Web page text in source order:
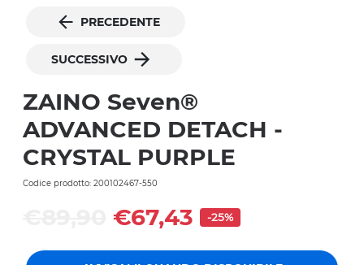
PRECEDENTE
SUCCESSIVO
ZAINO Seven®
ADVANCED DETACH -
CRYSTAL PURPLE
Codice prodotto: 200102467-550
€67,43 -25%